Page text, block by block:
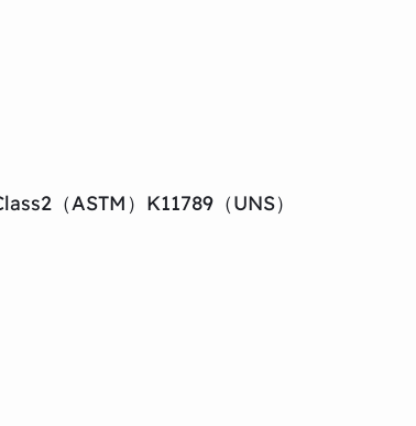
（ASTM）K11789（UNS）